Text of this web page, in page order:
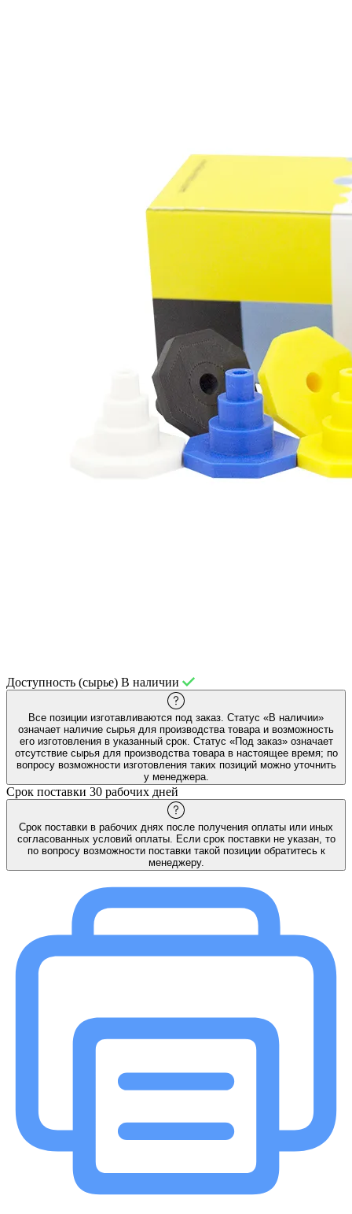
Доступность (сырье) В наличии
Все позиции изготавливаются под заказ. Статус «В наличии»
означает наличие сырья для производства товара и возможность
его изготовления в указанный срок. Статус «Под заказ» означает
отсутствие сырья для производства товара в настоящее время; по
вопросу возможности изготовления таких позиций можно уточнить
у менеджера.
Срок поставки 30 рабочих дней
Срок поставки в рабочих днях после получения оплаты или иных
согласованных условий оплаты. Если срок поставки не указан, то
по вопросу возможности поставки такой позиции обратитесь к
менеджеру.